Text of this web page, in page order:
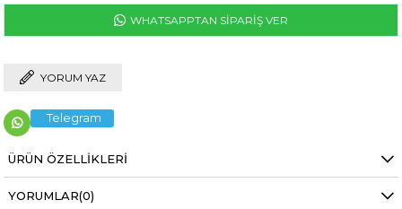
WHATSAPPTAN SİPARİŞ VER
YORUM YAZ
Telegram
ÜRÜN ÖZELLIKLERI
YORUMLAR(0)